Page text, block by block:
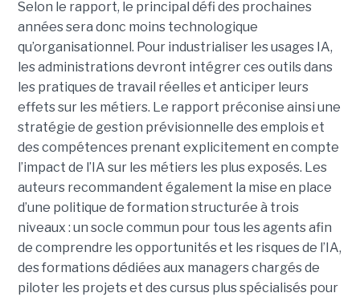
Selon le rapport, le principal défi des prochaines
années sera donc moins technologique
qu’organisationnel. Pour industrialiser les usages IA,
les administrations devront intégrer ces outils dans
les pratiques de travail réelles et anticiper leurs
effets sur les métiers. Le rapport préconise ainsi une
stratégie de gestion prévisionnelle des emplois et
des compétences prenant explicitement en compte
l’impact de l’IA sur les métiers les plus exposés. Les
auteurs recommandent également la mise en place
d’une politique de formation structurée à trois
niveaux : un socle commun pour tous les agents afin
de comprendre les opportunités et les risques de l’IA,
des formations dédiées aux managers chargés de
piloter les projets et des cursus plus spécialisés pour